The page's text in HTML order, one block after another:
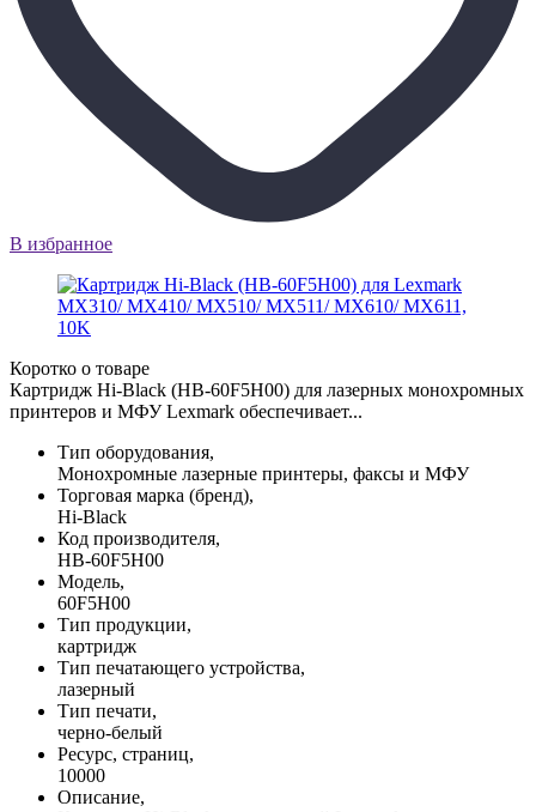
В избранное
Коротко о товаре
Картридж Hi-Black (HB-60F5H00) для лазерных монохромных
принтеров и МФУ Lexmark обеспечивает...
Тип оборудования,
Монохромные лазерные принтеры, факсы и МФУ
Торговая марка (бренд),
Hi-Black
Код производителя,
HB-60F5H00
Модель,
60F5H00
Тип продукции,
картридж
Тип печатающего устройства,
лазерный
Тип печати,
черно-белый
Ресурс, страниц,
10000
Описание,